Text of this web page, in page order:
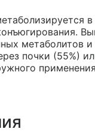
метаболитов и
почки (55%)